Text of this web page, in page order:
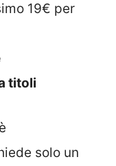
19€ per
titoli
solo un